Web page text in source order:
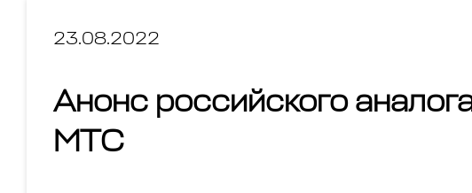
23.08.2022
Анонс российского
МТС